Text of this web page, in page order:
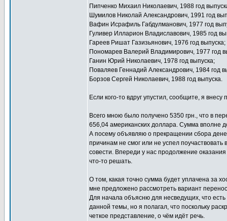
Пипченко Михаил Николаевич, 1988 год
Шумилов Николай Александрович, 1991 год
Вафин Исрафиль Габдулманович, 1977 год
Гуливер Илларион Владиславович, 1985 год
Гареев Ришат Газизьянович, 1976 год выпуска;
Пономарев Валерий Владимирович, 1977 год
Ганин Юрий Николаевич, 1978 год выпуска;
Поваляев Геннадий Александрович, 1984 год
Борзов Сергей Николаевич, 1988 год выпуска.
Если кого-то вдруг упустил, сообщите, я внесу
Всего мною было получено 5350 грн., что в
656,04 американских доллара. Сумма вполне
А посему объявляю о прекращении сбора
причинам не смог или не успел
совести. Впереди у нас продолжение
что-то решать.
О том, какая точно сумма будет уплачена за
мне предложено рассмотреть вариант
Для начала объясню для несведущих, что
данной темы, но я полагал, что поскольку
четкое представление, о чём идёт речь.